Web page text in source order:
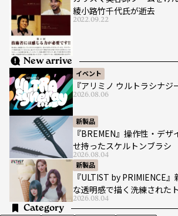
綾小路竹千代氏が逝去
2022.09.22
New arrive
イベント
『アリミノ ウルトラシナジ
2026.08.06
新製品
『BREMEN』操作性・デ
せ持ったスケルトンブラシ
2026.08.04
新製品
『ULTIST by PRIMIENCE
な透明感で描く洗練された
2026.08.04
Category